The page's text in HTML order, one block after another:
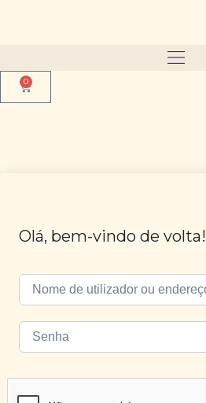
0
Olá, bem-vindo de volta!